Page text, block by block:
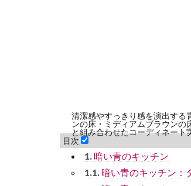
清潔感やすっきり感を演出する
ンの床・ミディアムブラウン
と組み合わせたコーディネート
目次
1.暗い青のキッチン
1.1.暗い青のキッチン：